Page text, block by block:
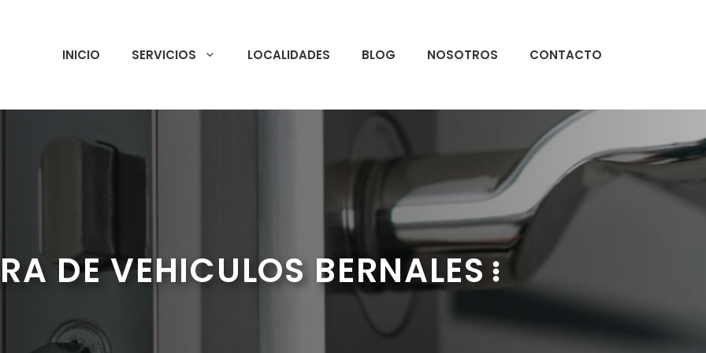
INICIO SERVICIOS LOCALIDADES BLOG NOSOTROS CONTACTO
DE VEHICULOS BERNALES